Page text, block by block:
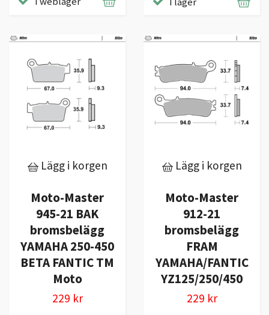
Lägg i korgen
Moto-Master
945-21 BAK
bromsbelägg
YAMAHA 250-450
BETA FANTIC TM
Moto
229 kr
Lägg i korgen
Moto-Master
912-21
bromsbelägg
FRAM
YAMAHA/FANTIC
YZ125/250/450
229 kr